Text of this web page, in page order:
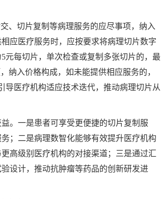
、切片复制等病理服务的应尽事项，纳入
应医疗服务时，应按要求将病理切片数字
元每切片，单次检查或复制多张切片的，最
纳入价格构成，如未能提供相应服务的，
导医疗机构适应技术迭代，推动病理切片从
。一是患者可享受更便捷的切片复制服
；二是病理数智化能够有效提升医疗机构
高级别医疗机构的对接渠道；三是通过汇
设计，推动抗肿瘤等药品的创新研发进